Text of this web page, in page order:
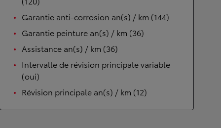
Garantie anti-corrosion an(s) / km (144)
Garantie peinture an(s) / km (36)
Assistance an(s) / km (36)
Intervalle de révision principale variable
(oui)
Révision principale an(s) / km (12)